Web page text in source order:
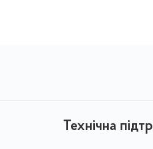
Технічна